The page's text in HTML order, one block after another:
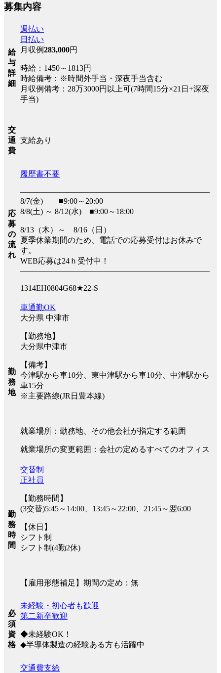
募集内容
給
与
詳
細
週払い
日払い
月収例283,000円
時給：1450～1813円
時給備考：※時間外手当・深夜手当含む
月収例備考：28万3000円以上可(7時間15分×21日+深夜
手当)
交
通
費
支給あり
応
募
の
流
れ
履歴書不要
――――――――――――――――――――――――
8/7(金) ■9:00～20:00
8/8(土) ～ 8/12(水) ■9:00～18:00
8/13（木）～ 8/16（日）
夏季休業期間のため、電話での応募受付はお休みで
す。
WEB応募は24ｈ受付中！
――――――――――――――――――――――――
1314EH0804G68★22-S
勤
務
地
車通勤OK
大分県 中津市
【勤務地】
大分県中津市
【備考】
今津駅から車10分、東中津駅から車10分、中津駅から
車15分
※主要路線(JR日豊本線)
就業場所：勤務地、その他会社が指定する範囲
就業場所の変更範囲：会社の定めるすべてのオフィス
勤
務
時
間
交替制
正社員
【勤務時間】
(3交替)5:45～14:00、13:45～22:00、21:45～翌6:00
【休日】
シフト制
シフト制(4勤2休)
【雇用形態補足】期間の定め：無
必
須
資
格
未経験・初心者も歓迎
第二新卒歓迎
◆未経験OK！
◆半導体製造の経験ある方も活躍中
交通費支給